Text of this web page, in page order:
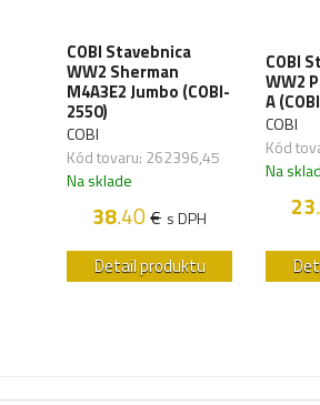
COBI Stavebnica
WW2 Sherman
M4A3E2 Jumbo (COBI-
2550)
COBI
Kód tovaru: 262396,45
Na sklade
38.40€ s DPH
Detail produktu
COBI
WW2
A
COBI
Kód
Na
23